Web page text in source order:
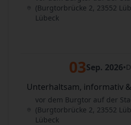
(Burgtorbrücke 2, 23552
Lübeck
03Sep. 2026•
Unterhaltsam, informativ
vor dem Burgtor auf der
(Burgtorbrücke 2, 23552
Lübeck